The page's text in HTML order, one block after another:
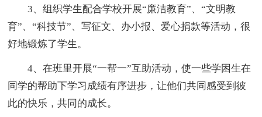
3、组织学生配合学校开展“廉洁教育”、“文明教
育”、“科技节”、写征文、办小报、爱心捐款等活动，很
好地锻炼了学生。
4、在班里开展“一帮一”互助活动，使一些学困生在
同学的帮助下学习成绩有序进步，让他们共同感受到彼
此的快乐，共同的成长。